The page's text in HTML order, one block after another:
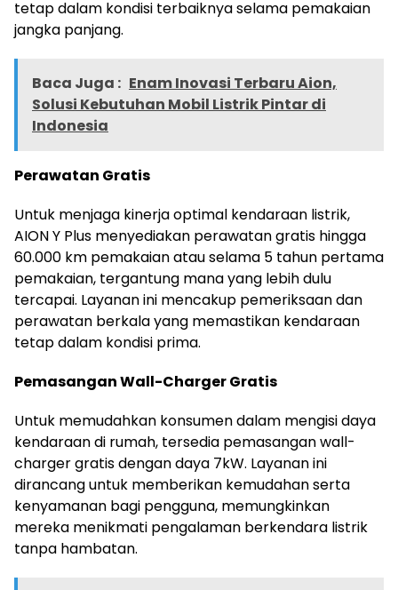
tetap dalam kondisi terbaiknya selama pemakaian
jangka panjang.
Baca Juga : Enam Inovasi Terbaru Aion,
Solusi Kebutuhan Mobil Listrik Pintar di
Indonesia
Perawatan Gratis
Untuk menjaga kinerja optimal kendaraan listrik,
AION Y Plus menyediakan perawatan gratis hingga
60.000 km pemakaian atau selama 5 tahun pertama
pemakaian, tergantung mana yang lebih dulu
tercapai. Layanan ini mencakup pemeriksaan dan
perawatan berkala yang memastikan kendaraan
tetap dalam kondisi prima.
Pemasangan Wall-Charger Gratis
Untuk memudahkan konsumen dalam mengisi daya
kendaraan di rumah, tersedia pemasangan wall-
charger gratis dengan daya 7kW. Layanan ini
dirancang untuk memberikan kemudahan serta
kenyamanan bagi pengguna, memungkinkan
mereka menikmati pengalaman berkendara listrik
tanpa hambatan.